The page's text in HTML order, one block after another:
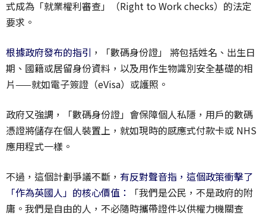
式成為「就業權利審查」（Right to Work checks）的法定
要求。
根據政府發布的指引 ，「數碼身份證」 將包括姓名、出生日
期、國籍或居留身份資料，以及用作生物識別安全基礎的相
片——就如電子簽證（eVisa）或護照。
政府又強調，「數碼身份證」會保障個人私隱，用戶的數碼
憑證將儲存在個人裝置上，就如現時的感應式付款卡或 NHS
應用程式一樣。
不過，這個計劃爭議不斷， 有反對聲音指，這個政策衝擊了
「作為英國人」的核心價值：
「我們是公民，不是政府的附
庸。我們是自由的人，不必隨時攜帶證件以供權力機關查